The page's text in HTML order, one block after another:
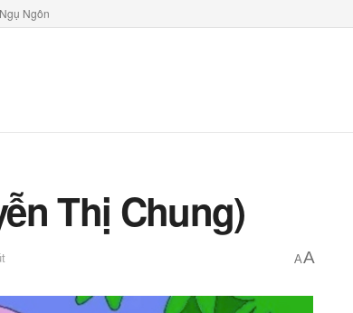
Ngôn
Thị Chung)
AA